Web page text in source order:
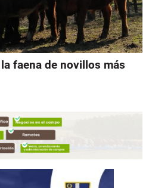
faena de novillos más